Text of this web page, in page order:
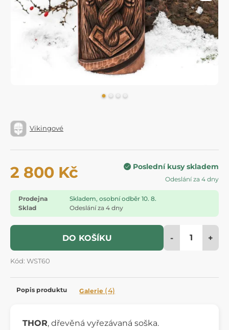
Vikingové
2 800 Kč Poslední kusy skladem
Odeslání za 4 dny
Prodejna
Skladem, osobní odběr 10. 8.
Sklad
Odeslání za 4 dny
DO KOŠÍKU - +
Kód: WST60
Popis produktu Galerie (4)
THOR, dřevěná vyřezávaná soška.